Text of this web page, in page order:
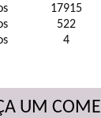
17915
522
4
UM